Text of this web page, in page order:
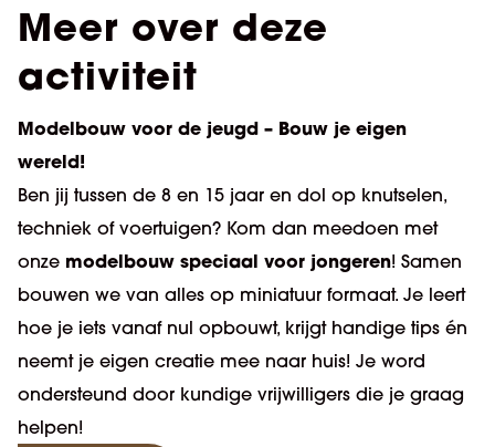
Meer over deze
activiteit
Modelbouw voor de jeugd – Bouw je eigen
wereld!
Ben jij tussen de 8 en 15 jaar en dol op knutselen,
techniek of voertuigen? Kom dan meedoen met
onze modelbouw speciaal voor jongeren! Samen
bouwen we van alles op miniatuur formaat. Je leert
hoe je iets vanaf nul opbouwt, krijgt handige tips én
neemt je eigen creatie mee naar huis! Je word
ondersteund door kundige vrijwilligers die je graag
helpen!